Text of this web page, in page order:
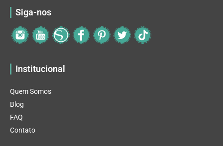
Siga-nos
Institucional
Quem Somos
Blog
FAQ
Contato